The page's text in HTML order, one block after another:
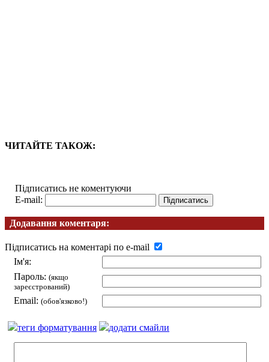
ЧИТАЙТЕ ТАКОЖ:
Підписатись не коментуючи
E-mail:
Додавання коментаря:
Підписатись на коментарі по e-mail
Ім'я:
Пароль: (якщо
зареєстрований)
Email: (обов'язково!)
теги форматування додати смайли